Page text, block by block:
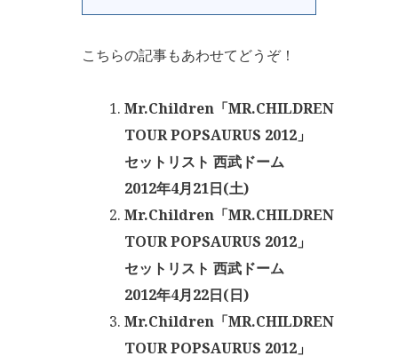
こちらの記事もあわせてどうぞ！
Mr.Children「MR.CHILDREN
TOUR POPSAURUS 2012」
セットリスト 西武ドーム
2012年4月21日(土)
Mr.Children「MR.CHILDREN
TOUR POPSAURUS 2012」
セットリスト 西武ドーム
2012年4月22日(日)
Mr.Children「MR.CHILDREN
TOUR POPSAURUS 2012」